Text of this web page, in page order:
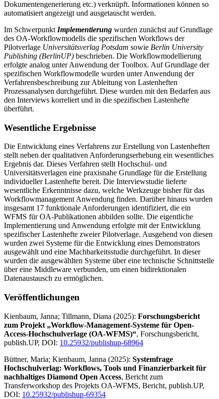
Dokumentengenerierung etc.) verknüpft. Informationen können so
automatisiert angezeigt und ausgetauscht werden.
Im Schwerpunkt Implementierung wurden zunächst auf Grundlage
des OA-Workflowmodells die spezifischen Workflows der
Pilotverlage Universitätsverlag Potsdam sowie Berlin University
Publishing (BerlinUP) beschrieben. Die Workflowmodellierung
erfolgte analog unter Anwendung der Toolbox. Auf Grundlage der
spezifischen Workflowmodelle wurden unter Anwendung der
Verfahrensbeschreibung zur Ableitung von Lastenheften
Prozessanalysen durchgeführt. Diese wurden mit den Bedarfen aus
den Interviews korreliert und in die spezifischen Lastenhefte
überführt.
Wesentliche Ergebnisse
Die Entwicklung eines Verfahrens zur Erstellung von Lastenheften
stellt neben der qualitativen Anforderungserhebung ein wesentliches
Ergebnis dar. Dieses Verfahren stellt Hochschul- und
Universitätsverlagen eine praxisnahe Grundlage für die Erstellung
individueller Lastenhefte bereit. Die Interviewstudie lieferte
wesentliche Erkenntnisse dazu, welche Werkzeuge bisher für das
Workflowmanagement Anwendung finden. Darüber hinaus wurden
insgesamt 17 funktionale Anforderungen identifiziert, die ein
WFMS für OA-Publikationen abbilden sollte. Die eigentliche
Implementierung und Anwendung erfolgte mit der Entwicklung
spezifischer Lastenhefte zweier Pilotverlage. Ausgehend von diesen
wurden zwei Systeme für die Entwicklung eines Demonstrators
ausgewählt und eine Machbarkeitsstudie durchgeführt. In dieser
wurden die ausgewählten Systeme über eine technische Schnittstelle
über eine Middleware verbunden, um einen bidirektionalen
Datenaustausch zu ermöglichen.
Veröffentlichungen
Kienbaum, Janna; Tillmann, Diana (2025): Forschungsbericht
zum Projekt „Workflow-Management-Systeme für Open-
Access-Hochschulverlage (OA-WFMS)“, Forschungsbericht,
publish.UP, DOI: 10.25932/publishup-68964
Büttner, Maria; Kienbaum, Janna (2025): Systemfrage
Hochschulverlag: Workflows, Tools und Finanzierbarkeit für
nachhaltiges Diamond Open Access, Bericht zum
Transferworkshop des Projekts OA-WFMS, Bericht, publish.UP,
DOI: 10.25932/publishup-69354